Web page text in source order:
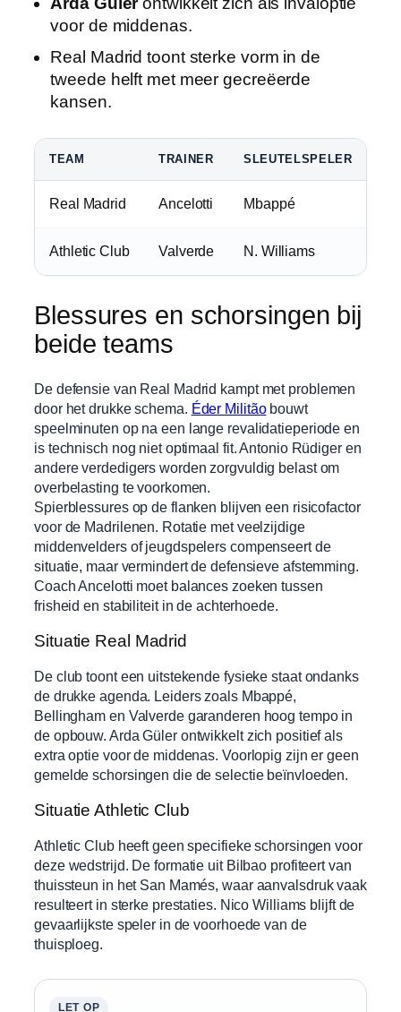
voor de middenas.
Real Madrid toont sterke vorm in de
tweede helft met meer gecreëerde
kansen.
TEAM TRAINER SLEUTELSPELER
Real Madrid Ancelotti Mbappé
Athletic Club Valverde N. Williams
Blessures en schorsingen bij
beide teams
De defensie van Real Madrid kampt met problemen
door het drukke schema. Éder Militãobouwt
speelminuten op na een lange revalidatieperiode en
is technisch nog niet optimaal fit. Antonio Rüdiger en
andere verdedigers worden zorgvuldig belast om
overbelasting te voorkomen.
Spierblessures op de flanken blijven een risicofactor
voor de Madrilenen. Rotatie met veelzijdige
middenvelders of jeugdspelers compenseert de
situatie, maar vermindert de defensieve afstemming.
Coach Ancelotti moet balances zoeken tussen
frisheid en stabiliteit in de achterhoede.
Situatie Real Madrid
De club toont een uitstekende fysieke staat ondanks
de drukke agenda. Leiders zoals Mbappé,
Bellingham en Valverde garanderen hoog tempo in
de opbouw. Arda Güler ontwikkelt zich positief als
extra optie voor de middenas. Voorlopig zijn er geen
gemelde schorsingen die de selectie beïnvloeden.
Situatie Athletic Club
Athletic Club heeft geen specifieke schorsingen voor
deze wedstrijd. De formatie uit Bilbao profiteert van
thuissteun in het San Mamés, waar aanvalsdruk vaak
resulteert in sterke prestaties. Nico Williams blijft de
gevaarlijkste speler in de voorhoede van de
thuisploeg.
LET OP